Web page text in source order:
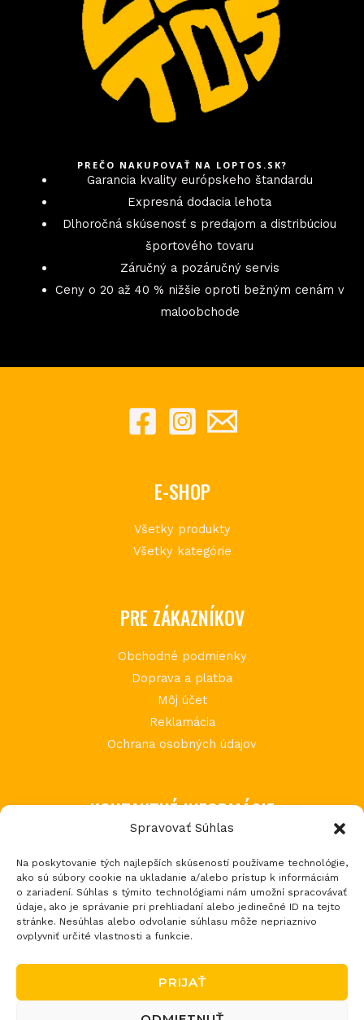
Spravovať Súhlas
Na poskytovanie tých najlepších skúseností používame technológie,
ako sú súbory cookie na ukladanie a/alebo prístup k informáciám
o zariadení. Súhlas s týmito technológiami nám umožní spracovávať
údaje, ako je správanie pri prehliadaní alebo jedinečné ID na tejto
stránke. Nesúhlas alebo odvolanie súhlasu môže nepriaznivo
ovplyvniť určité vlastnosti a funkcie.
PRIJAŤ
PREČO NAKUPOVAŤ NA LOPTOS.SK?
Garancia kvality európskeho štandardu
Expresná dodacia lehota
Dlhoročná skúsenosť s predajom a distribúciou
športového tovaru
Záručný a pozáručný servis
Ceny o 20 až 40 % nižšie oproti bežným cenám v
maloobchode
E-SHOP
Všetky produkty
Všetky kategórie
PRE ZÁKAZNÍKOV
Obchodné podmienky
Doprava a platba
Môj účet
Reklamácia
Ochrana osobných údajov
KONTAKTNÉ INFORMÁCIE
Považská Teplá 602
017 05 Považská Bystrica 5
tel.: +421 903 232 273
email: loptos@loptos.sk